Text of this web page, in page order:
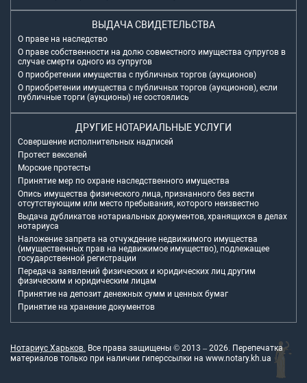
ВЫДАЧА СВИДЕТЕЛЬСТВА
О праве на наследство
О праве собственности на долю совместного имущества супругов в
случае смерти одного из супругов
О приобретении имущества с публичных торгов (аукционов)
О приобретении имущества с публичных торгов (аукционов), если
публичные торги (аукционы) не состоялись
ДРУГИЕ НОТАРИАЛЬНЫЕ УСЛУГИ
Совершение исполнительных надписей
Протест векселей
Морские протесты
Принятие мер по охране наследственного имущества
Опись имущества физического лица, признанного без вести
отсутствующим или место пребывания, которого неизвестно
Выдача дубликатов нотариальных документов, хранящихся в делах
нотариуса
Наложение запрета на отчуждение недвижимого имущества
(имущественных прав на недвижимое имущество), подлежащее
государственной регистрации
Передача заявлений физических и юридических лиц другим
физическим и юридическим лицам
Принятие на депозит денежных сумм и ценных бумаг
Принятие на хранение документов
Нотариус Харьков. Все права защищены © 2013 – 2026. Перепечатка
материалов только при наличии гиперссылки на www.notary.kh.ua